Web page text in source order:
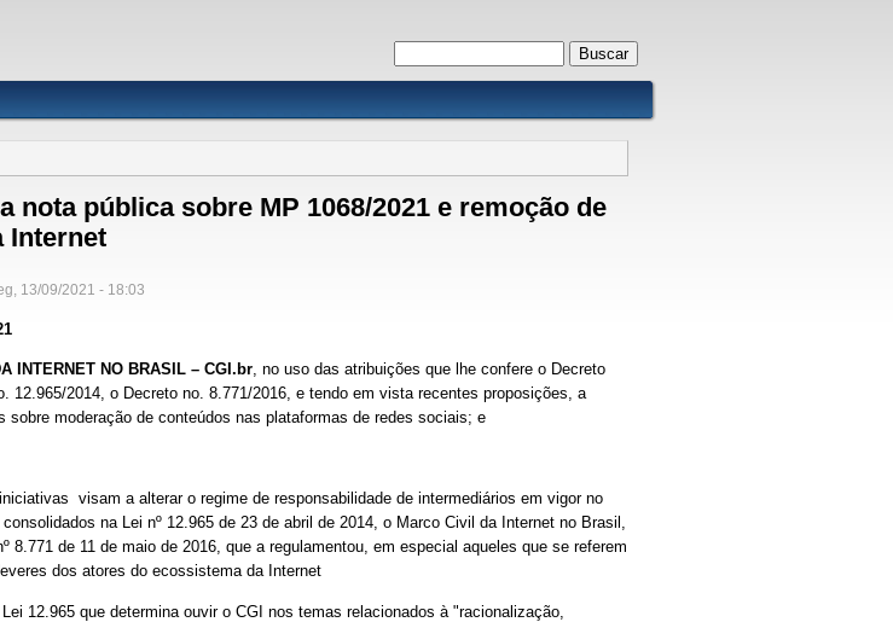
Formulário de busca
nota pública sobre MP 1068/2021 e remoção de
Internet
13/09/2021 - 18:03
INTERNET NO BRASIL – CGI.br, no uso das atribuições que lhe confere o Decreto
12.965/2014, o Decreto no. 8.771/2016, e tendo em vista recentes proposições, a
sobre moderação de conteúdos nas plataformas de redes sociais; e
visam a alterar o regime de responsabilidade de intermediários em vigor no
na Lei nº 12.965 de 23 de abril de 2014, o Marco Civil da Internet no Brasil,
8.771 de 11 de maio de 2016, que a regulamentou, em especial aqueles que se referem
dos atores do ecossistema da Internet
12.965 que determina ouvir o CGI nos temas relacionados à "racionalização,